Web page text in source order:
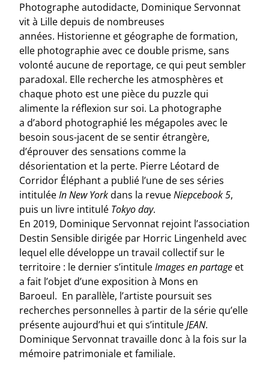
Photographe autodidacte, Dominique Servonnat
vit à Lille depuis de nombreuses
années. Historienne et géographe de formation,
elle photographie avec ce double prisme, sans
volonté aucune de reportage, ce qui peut sembler
paradoxal. Elle recherche les atmosphères et
chaque photo est une pièce du puzzle qui
alimente la réflexion sur soi. La photographe
a d’abord photographié les mégapoles avec le
besoin sous-jacent de se sentir étrangère,
d’éprouver des sensations comme la
désorientation et la perte. Pierre Léotard de
Corridor Éléphant a publié l’une de ses séries
intituléeIn New Yorkdans la revueNiepcebook 5,
puis un livre intitulé Tokyo day.
En 2019, Dominique Servonnat rejoint l’association
Destin Sensible dirigée par Horric Lingenheld avec
lequel elle développe un travail collectif sur le
territoire : le dernier s’intituleImages en partage et
a fait l’objet d’une exposition à Mons en
Baroeul. En parallèle, l’artiste poursuit ses
recherches personnelles à partir de la série qu’elle
présente aujourd’hui et qui s’intituleJEAN.
Dominique Servonnat travaille donc à la fois sur la
mémoire patrimoniale et familiale.